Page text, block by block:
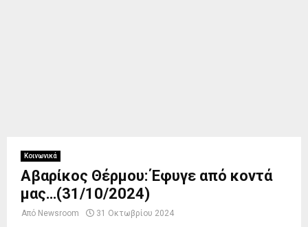
Κοινωνικά
Αβαρίκος Θέρμου: Έφυγε από κοντά
μας…(31/10/2024)
Από Newsroom 31 Οκτωβρίου 2024